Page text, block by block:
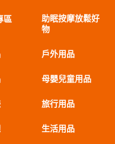
區
助眠按摩放鬆好
物
戶外用品
母嬰兒童用品
旅行用品
生活用品